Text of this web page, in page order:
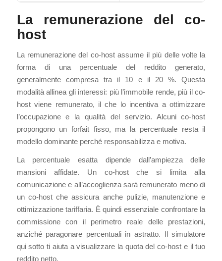
La remunerazione del co-
host
La remunerazione del co-host assume il più delle volte la
forma di una percentuale del reddito generato,
generalmente compresa tra il 10 e il 20 %. Questa
modalità allinea gli interessi: più l’immobile rende, più il co-
host viene remunerato, il che lo incentiva a ottimizzare
l’occupazione e la qualità del servizio. Alcuni co-host
propongono un forfait fisso, ma la percentuale resta il
modello dominante perché responsabilizza e motiva.
La percentuale esatta dipende dall’ampiezza delle
mansioni affidate. Un co-host che si limita alla
comunicazione e all’accoglienza sarà remunerato meno di
un co-host che assicura anche pulizie, manutenzione e
ottimizzazione tariffaria. È quindi essenziale confrontare la
commissione con il perimetro reale delle prestazioni,
anziché paragonare percentuali in astratto. Il simulatore
qui sotto ti aiuta a visualizzare la quota del co-host e il tuo
reddito netto.